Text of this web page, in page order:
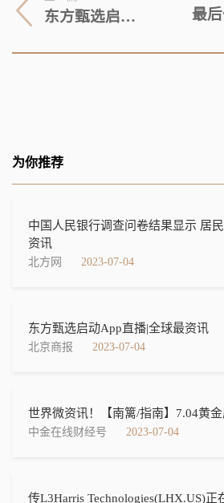
东方甄选启动App直播|全球最资讯 最
为你推荐
中国人民银行调查问卷结果显示 居
资讯
北方网 2023-07-04
东方甄选启动App直播|全球最资讯
北京商报 2023-07-04
世界微资讯！【南篱/指南】7.04黄金
中金在线财经号 2023-07-04
传L3Harris Technologies(LHX.US)